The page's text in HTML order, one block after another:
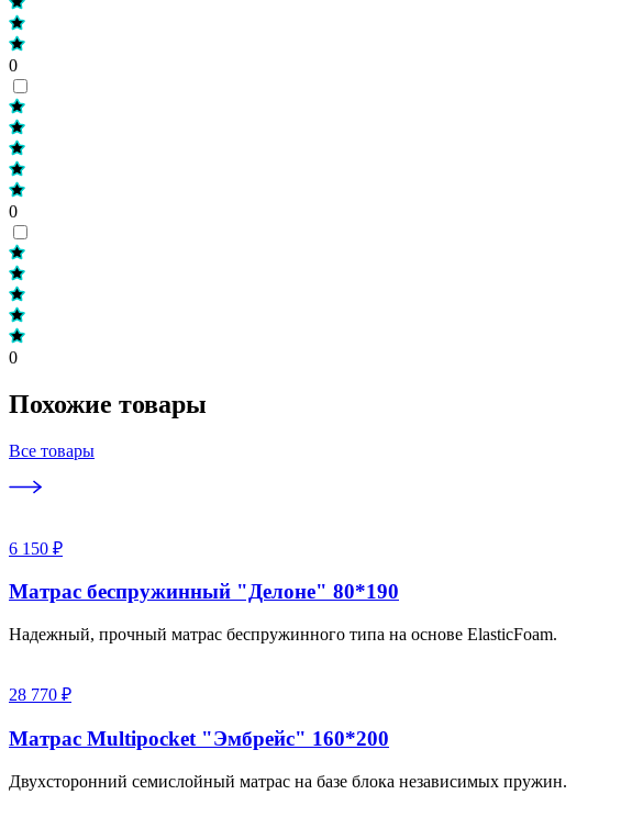
0
0
0
Похожие товары
Все товары
6 150 ₽
Матрас беспружинный "Делоне" 80*190
Надежный, прочный матрас беспружинного типа на основе ElasticFoam.
28 770 ₽
Матрас Multipocket "Эмбрейс" 160*200
Двухсторонний семислойный матрас на базе блока независимых пружин.